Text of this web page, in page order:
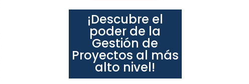
¡Descubre el
poder de la
Gestión de
Proyectos al más
alto nivel!